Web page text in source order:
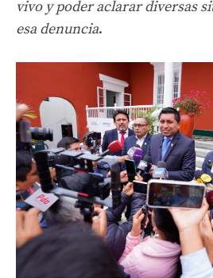
vivo y poder aclarar diversas
esa denuncia.